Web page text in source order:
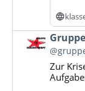
Beitrag
von
GruppeZur